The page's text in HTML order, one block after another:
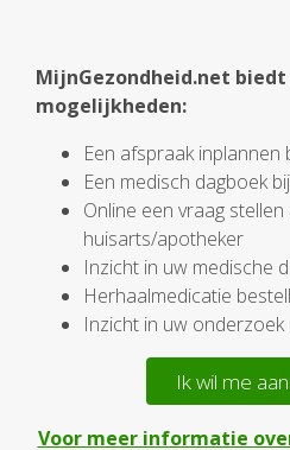
MijnGezondheid.net
mogelijkheden:
Een afspraak
Een medisch dagboek
Online een vraag
huisarts/apotheker
Inzicht in uw medische
Herhaalmedicatie
Inzicht in uw onderzoek
Ik wil me
Voor meer informatie